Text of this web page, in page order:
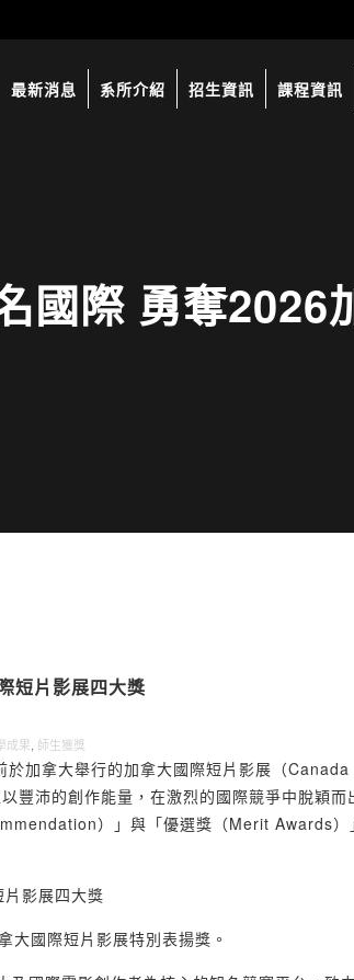
最新消息 系所介紹 招生資訊 課程資訊
國際 勇奪2026
短片影展四大獎
成果 師生獲獎
於加拿大舉行的加拿大國際短片影展（
沛的創作能量，在激烈的國際競爭中脫穎而
）」與「優選獎（Merit Awards）
大國際短片影展特別表揚獎。